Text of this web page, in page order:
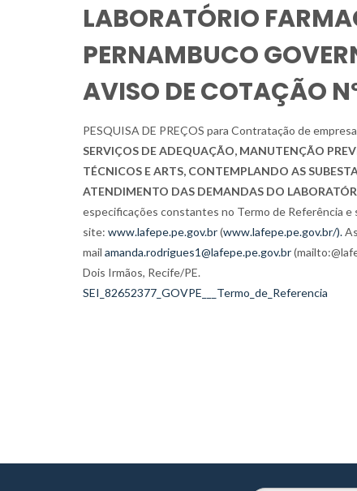
LABORATÓRIO
PERNAMBUCO
AVISO DE COTAÇÃO
PESQUISA DE PREÇOS para Contratação de
SERVIÇOS DE ADEQUAÇÃO, MANUTENÇÃO
TÉCNICOS E ARTS, CONTEMPLANDO AS
ATENDIMENTO DAS DEMANDAS DO
especificações constantes no Termo de Referência
site: www.lafepe.pe.gov.br(www.lafepe.pe.gov.br/).
mail amanda.rodrigues1@lafepe.pe.gov.br
Dois Irmãos, Recife/PE.
SEI_82652377_GOVPE___Termo_de_Referencia